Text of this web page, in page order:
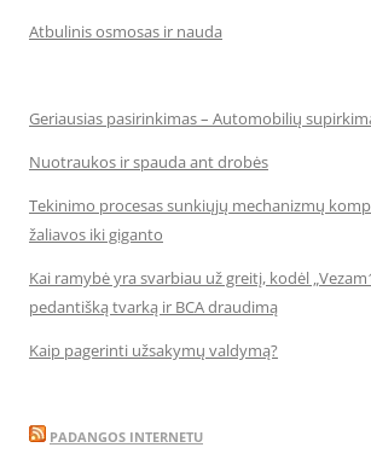
Atbulinis osmosas ir nauda
Geriausias pasirinkimas – Automobilių
Nuotraukos ir spauda ant drobės
Tekinimo procesas sunkiųjų mechanizmų
žaliavos iki giganto
Kai ramybė yra svarbiau už greitį, kodėl
pedantišką tvarką ir BCA draudimą
Kaip pagerinti užsakymų valdymą?
PADANGOS INTERNETU